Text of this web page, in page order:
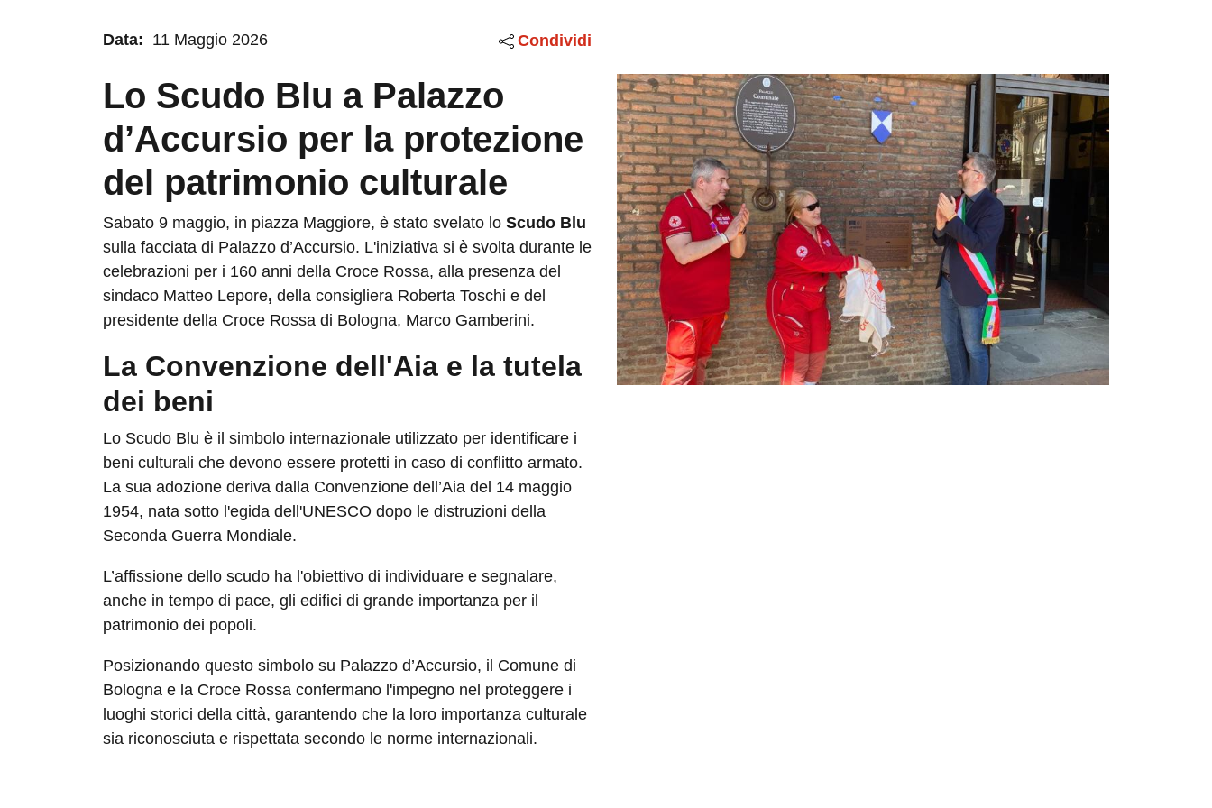
Data: 11 Maggio 2026 Condividi
Lo Scudo Blu a Palazzo
d’Accursio per la protezione
del patrimonio culturale
Sabato 9 maggio, in piazza Maggiore, è stato svelato lo Scudo Blu
sulla facciata di Palazzo d’Accursio. L'iniziativa si è svolta durante le
celebrazioni per i 160 anni della Croce Rossa, alla presenza del
sindaco Matteo Lepore, della consigliera Roberta Toschi e del
presidente della Croce Rossa di Bologna, Marco Gamberini.
La Convenzione dell'Aia e la tutela
dei beni
Lo Scudo Blu è il simbolo internazionale utilizzato per identificare i
beni culturali che devono essere protetti in caso di conflitto armato.
La sua adozione deriva dalla Convenzione dell’Aia del 14 maggio
1954, nata sotto l'egida dell'UNESCO dopo le distruzioni della
Seconda Guerra Mondiale.
L’affissione dello scudo ha l'obiettivo di individuare e segnalare,
anche in tempo di pace, gli edifici di grande importanza per il
patrimonio dei popoli.
Posizionando questo simbolo su Palazzo d’Accursio, il Comune di
Bologna e la Croce Rossa confermano l'impegno nel proteggere i
luoghi storici della città, garantendo che la loro importanza culturale
sia riconosciuta e rispettata secondo le norme internazionali.